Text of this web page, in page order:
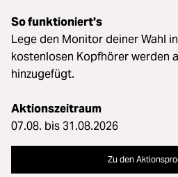
So funktioniert's
Lege den Monitor deiner Wahl
kostenlosen Kopfhörer werden
hinzugefügt.
Aktionszeitraum
07.08. bis 31.08.2026
Zu den